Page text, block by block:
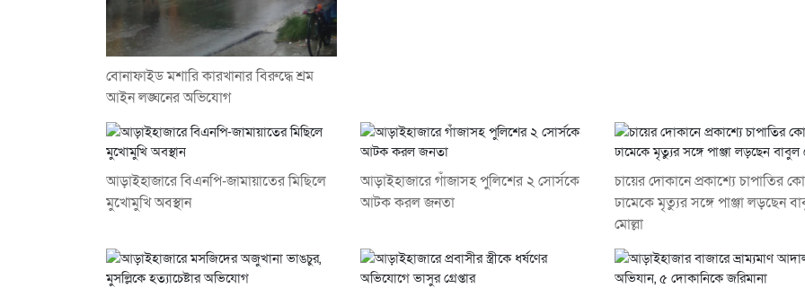
বোনাফাইড মশারি কারখানার বিরুদ্ধে শ্রম
আইন লঙ্ঘনের অভিযোগ
আড়াইহাজারে বিএনপি-জামায়াতের মিছিলে
মুখোমুখি অবস্থান
আড়াইহাজারে গাঁজাসহ পুলিশের ২ সোর্সকে
আটক করল জনতা
চায়ের দোকানে প্রকাশ্যে চাপাতির
ঢামেকে মৃত্যুর সঙ্গে পাঞ্জা লড়ছেন
মোল্লা